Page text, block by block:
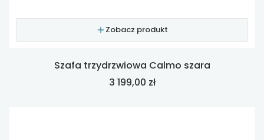
Zobacz produkt
Szafa trzydrzwiowa Calmo szara
Cena
3 199,00 zł